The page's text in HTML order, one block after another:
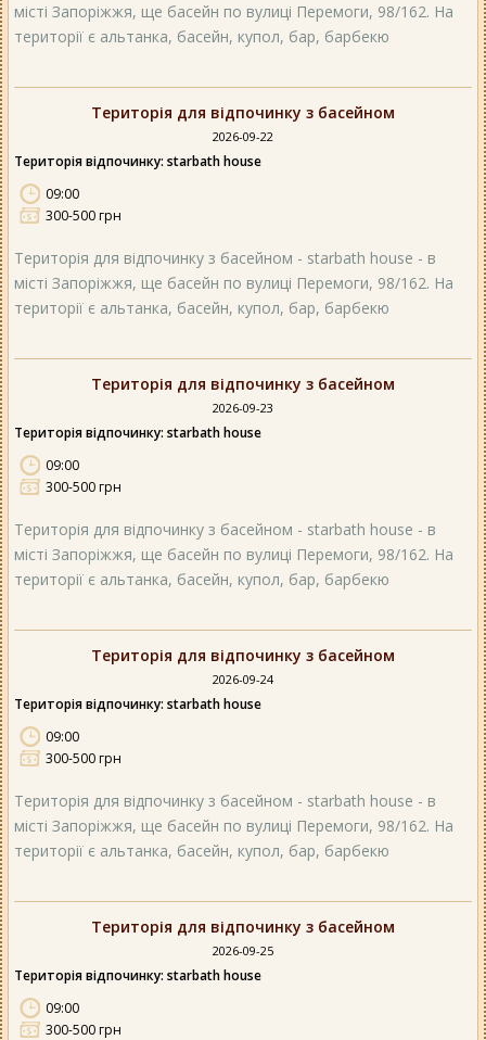
місті Запоріжжя, ще басейн по вулиці Перемоги, 98/162. На
території є альтанка, басейн, купол, бар, барбекю
Територія для відпочинку з басейном
2026-09-22
Територія відпочинку: starbath house
09:00
300-500 грн
Територія для відпочинку з басейном - starbath house - в
місті Запоріжжя, ще басейн по вулиці Перемоги, 98/162. На
території є альтанка, басейн, купол, бар, барбекю
Територія для відпочинку з басейном
2026-09-23
Територія відпочинку: starbath house
09:00
300-500 грн
Територія для відпочинку з басейном - starbath house - в
місті Запоріжжя, ще басейн по вулиці Перемоги, 98/162. На
території є альтанка, басейн, купол, бар, барбекю
Територія для відпочинку з басейном
2026-09-24
Територія відпочинку: starbath house
09:00
300-500 грн
Територія для відпочинку з басейном - starbath house - в
місті Запоріжжя, ще басейн по вулиці Перемоги, 98/162. На
території є альтанка, басейн, купол, бар, барбекю
Територія для відпочинку з басейном
2026-09-25
Територія відпочинку: starbath house
09:00
300-500 грн